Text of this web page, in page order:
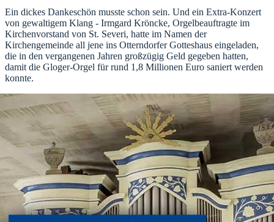
Ein dickes Dankeschön musste schon sein. Und ein Extra-Konzert
von gewaltigem Klang - Irmgard Kröncke, Orgelbeauftragte im
Kirchenvorstand von St. Severi, hatte im Namen der
Kirchengemeinde all jene ins Otterndorfer Gotteshaus eingeladen,
die in den vergangenen Jahren großzügig Geld gegeben hatten,
damit die Gloger-Orgel für rund 1,8 Millionen Euro saniert werden
konnte.